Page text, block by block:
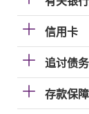
信用卡
追讨债务
存款保